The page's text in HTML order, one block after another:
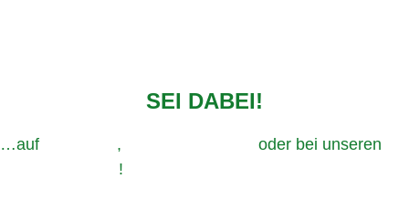
SEI DABEI!
…auf ,
oder bei unseren
!